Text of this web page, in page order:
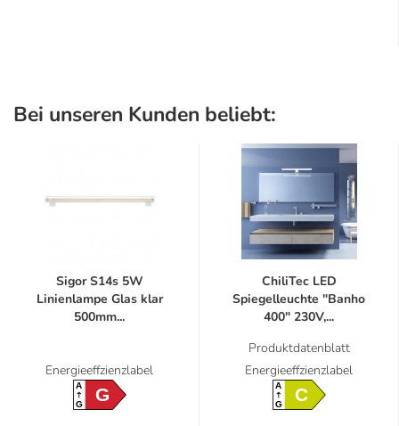
Bei unseren Kunden beliebt:
Sigor S14s 5W
Linienlampe Glas klar
500mm...
Energieeffzienzlabel
A
GG
ChiliTec LED
Spiegelleuchte "Banho
400" 230V,...
Produktdatenblatt
Energieeffzienzlabel
A
GC